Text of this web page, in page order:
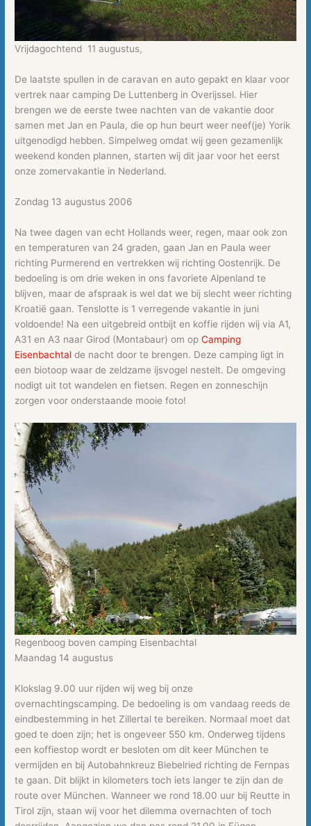
Vrijdagochtend 11 augustus,
De laatste spullen in de caravan en auto gepakt en klaar voor
vertrek naar camping De Luttenberg in Overijssel. Hier
brengen we de eerste twee nachten van de vakantie door
samen met Jan en Paula, die op hun beurt weer neef(je) Yorik
uitgenodigd hebben. Simpelweg omdat wij geen gezamenlijk
weekend konden plannen, starten wij dit jaar voor het eerst
onze zomervakantie in Nederland.
Zondag 13 augustus 2006
Na twee dagen van echt Hollands weer, regen, maar ook zon
en temperaturen van 24 graden, gaan Jan en Paula weer
richting Purmerend en vertrekken wij richting Oostenrijk. De
bedoeling is om drie weken in ons favoriete Alpenland te
blijven, maar de afspraak is wel dat we bij slecht weer richting
Kroatië gaan. Tenslotte is 1 verregende vakantie in juni
voldoende! Na een uitgebreid ontbijt en koffie rijden wij via A1,
A31 en A3 naar Girod (Montabaur) om opCamping
Eisenbachtal de nacht door te brengen. Deze camping ligt in
een biotoop waar de zeldzame ijsvogel nestelt. De omgeving
nodigt uit tot wandelen en fietsen. Regen en zonneschijn
zorgen voor onderstaande mooie foto!
Regenboog boven camping Eisenbachtal
Maandag 14 augustus
Klokslag 9.00 uur rijden wij weg bij onze
overnachtingscamping. De bedoeling is om vandaag reeds de
eindbestemming in het Zillertal te bereiken. Normaal moet dat
goed te doen zijn; het is ongeveer 550 km. Onderweg tijdens
een koffiestop wordt er besloten om dit keer München te
vermijden en bij Autobahnkreuz Biebelried richting de Fernpas
te gaan. Dit blijkt in kilometers toch iets langer te zijn dan de
route over München. Wanneer we rond 18.00 uur bij Reutte in
Tirol zijn, staan wij voor het dilemma overnachten of toch